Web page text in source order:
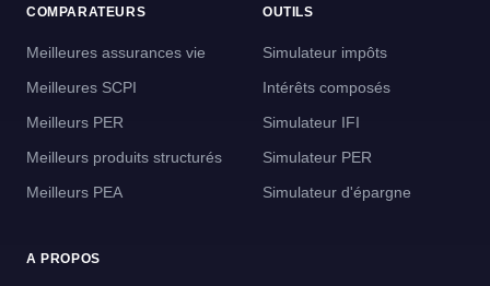
COMPARATEURS
Meilleures assurances vie
Meilleures SCPI
Meilleurs PER
Meilleurs produits structurés
Meilleurs PEA
OUTILS
Simulateur impôts
Intérêts composés
Simulateur IFI
Simulateur PER
Simulateur d'épargne
A PROPOS